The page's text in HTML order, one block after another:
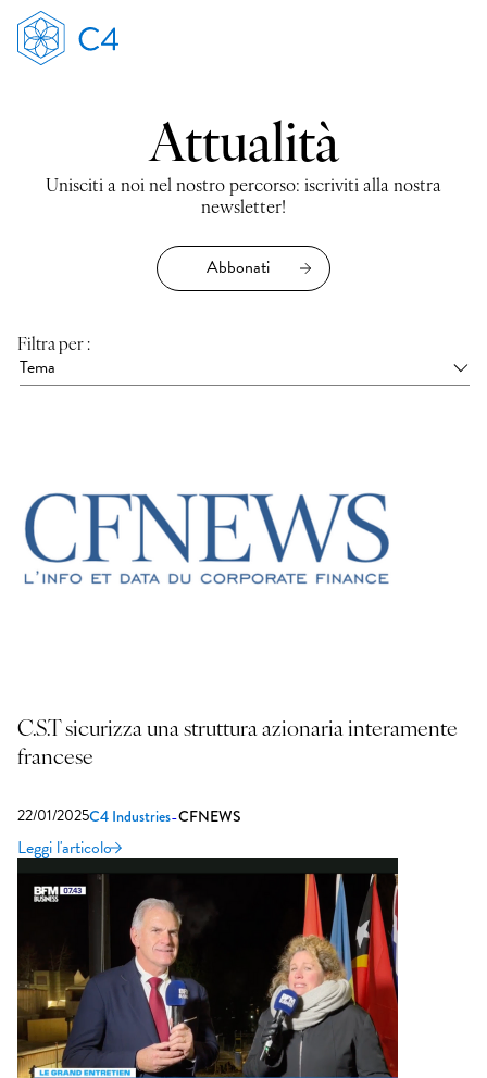
Attualità
Unisciti a noi nel nostro percorso: iscriviti alla nostra
newsletter!
Abbonati
Filtra per :
Tema
C.S.T sicurizza una struttura azionaria interamente
francese
22/01/2025C4 Industries-CFNEWS
Leggi l'articolo